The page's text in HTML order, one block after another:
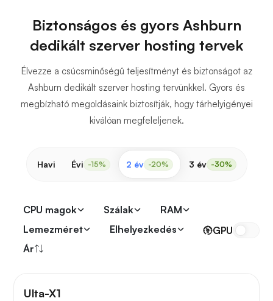
Biztonságos és gyors Ashburn
dedikált szerver hosting tervek
Élvezze a csúcsminőségű teljesítményt és biztonságot az
Ashburn dedikált szerver hosting tervünkkel. Gyors és
megbízható megoldásaink biztosítják, hogy tárhelyigényei
kiválóan megfeleljenek.
Havi Évi -15% 2 év -20% 3 év -30%
CPU magok Szálak
RAM
Lemezméret
Elhelyezkedés
Ár
GPU
Ulta-X1